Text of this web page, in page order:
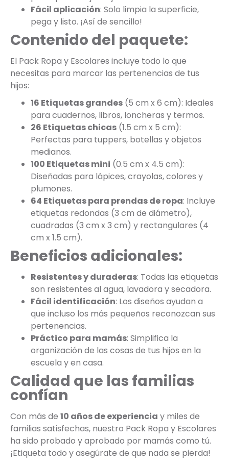
Fácil aplicación: Solo limpia la superficie,
pega y listo. ¡Así de sencillo!
Contenido del paquete:
El Pack Ropa y Escolares incluye todo lo que
necesitas para marcar las pertenencias de tus
hijos:
16 Etiquetas grandes (5 cm x 6 cm): Ideales
para cuadernos, libros, loncheras y termos.
26 Etiquetas chicas (1.5 cm x 5 cm):
Perfectas para tuppers, botellas y objetos
medianos.
100 Etiquetas mini (0.5 cm x 4.5 cm):
Diseñadas para lápices, crayolas, colores y
plumones.
64 Etiquetas para prendas de ropa: Incluye
etiquetas redondas (3 cm de diámetro),
cuadradas (3 cm x 3 cm) y rectangulares (4
cm x 1.5 cm).
Beneficios adicionales:
Resistentes y duraderas: Todas las etiquetas
son resistentes al agua, lavadora y secadora.
Fácil identificación: Los diseños ayudan a
que incluso los más pequeños reconozcan sus
pertenencias.
Práctico para mamás: Simplifica la
organización de las cosas de tus hijos en la
escuela y en casa.
Calidad que las familias
confían
Con más de 10 años de experiencia y miles de
familias satisfechas, nuestro Pack Ropa y Escolares
ha sido probado y aprobado por mamás como tú.
¡Etiqueta todo y asegúrate de que nada se pierda!